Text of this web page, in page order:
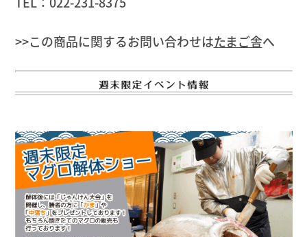
>>この商品に関するお問い合わせはたまご舎へ